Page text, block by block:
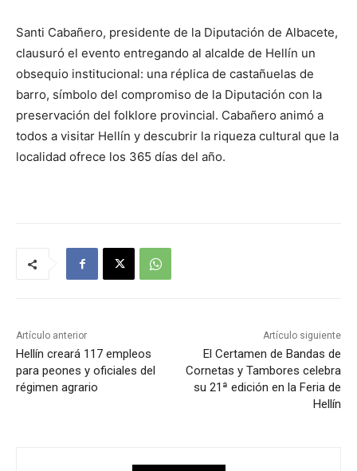
Santi Cabañero, presidente de la Diputación de Albacete,
clausuró el evento entregando al alcalde de Hellín un
obsequio institucional: una réplica de castañuelas de
barro, símbolo del compromiso de la Diputación con la
preservación del folklore provincial. Cabañero animó a
todos a visitar Hellín y descubrir la riqueza cultural que la
localidad ofrece los 365 días del año.
Artículo anterior
Hellín creará 117 empleos
para peones y oficiales del
régimen agrario
Artículo siguiente
El Certamen de Bandas de
Cornetas y Tambores celebra
su 21ª edición en la Feria de
Hellín